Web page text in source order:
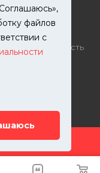
файлов
с
УСЛУГУ
и покраска
– собственность
защищены.
57